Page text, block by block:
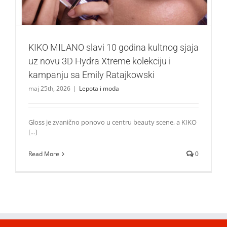
KIKO MILANO slavi 10 godina kultnog sjaja
uz novu 3D Hydra Xtreme kolekciju i
kampanju sa Emily Ratajkowski
maj 25th, 2026 | Lepota i moda
Gloss je zvanično ponovo u centru beauty scene, a KIKO
[...]
Read More 0